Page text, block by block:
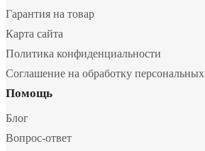
Гарантия на товар
Карта сайта
Политика конфиденциальности
Соглашение на обработку
Помощь
Блог
Вопрос-ответ